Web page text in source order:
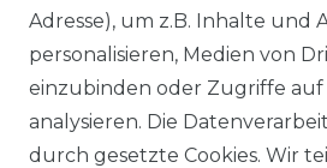
Adresse), um z.B. Inhalte und
personalisieren, Medien von
einzubinden oder Zugriffe auf
analysieren. Die
durch gesetzte Cookies. Wir